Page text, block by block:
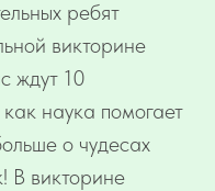
ребят
викторине
ждут 10
наука помогает
о чудесах
В викторине